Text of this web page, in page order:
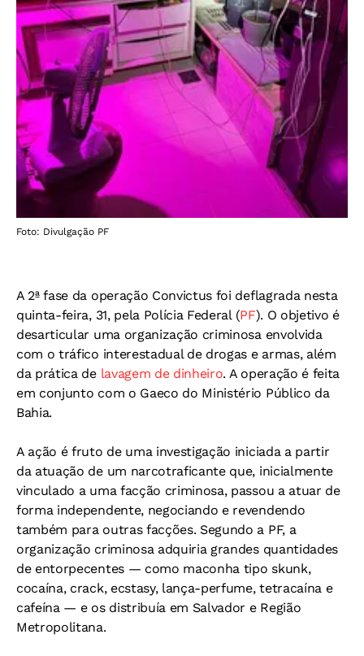
Foto: Divulgação PF
A 2ª fase da operação Convictus foi deflagrada nesta
quinta-feira, 31, pela Polícia Federal (PF). O objetivo é
desarticular uma organização criminosa envolvida
com o tráfico interestadual de drogas e armas, além
da prática de lavagem de dinheiro. A operação é feita
em conjunto com o Gaeco do Ministério Público da
Bahia.
A ação é fruto de uma investigação iniciada a partir
da atuação de um narcotraficante que, inicialmente
vinculado a uma facção criminosa, passou a atuar de
forma independente, negociando e revendendo
também para outras facções. Segundo a PF, a
organização criminosa adquiria grandes quantidades
de entorpecentes — como maconha tipo skunk,
cocaína, crack, ecstasy, lança-perfume, tetracaína e
cafeína — e os distribuía em Salvador e Região
Metropolitana.